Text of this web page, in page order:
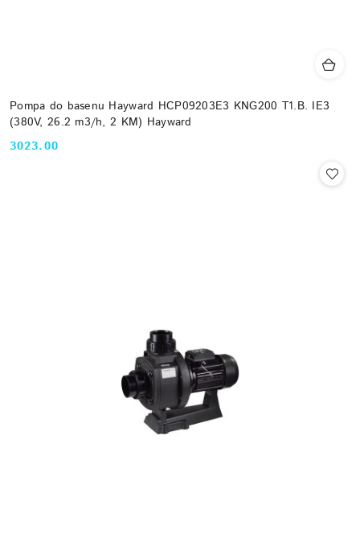
Pompa do basenu Hayward HCP09203E3 KNG200 T1.B. IE3
(380V, 26.2 m3/h, 2 KM) Hayward
Cena:
3023.00